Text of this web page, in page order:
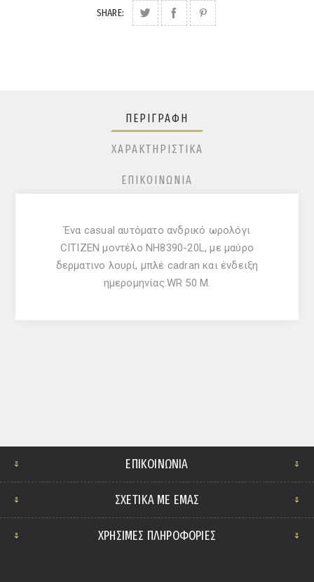
SHARE:
ΠΕΡΙΓΡΑΦΉ
ΧΑΡΑΚΤΗΡΙΣΤΙΚΆ
ΕΠΙΚΟΙΝΩΝΊΑ
Ένα casual αυτόματο ανδρικό ωρολόγι
CITIZEN μοντέλο NH8390-20L, με μαύρο
δερματινο λουρί, μπλέ cadran και ένδειξη
ημερομηνίας.WR 50 M.
ΕΠΙΚΟΙΝΩΝΊΑ
ΣΧΕΤΙΚΆ ΜΕ ΕΜΆΣ
ΧΡΗΣΙΜΕΣ ΠΛΗΡΟΦΟΡΙΕΣ